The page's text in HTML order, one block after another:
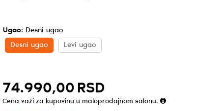
Ugao: Desni ugao
Desni ugao
Levi ugao
74.990,00 RSD
Cena važi za kupovinu u maloprodajnom salonu.